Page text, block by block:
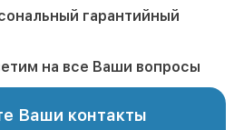
гарантийный
на все Ваши вопросы
Ваши контакты